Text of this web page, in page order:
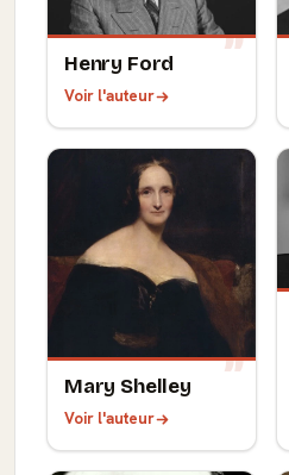
Henry Ford
Voir l'auteur
Mary Shelley
Voir l'auteur